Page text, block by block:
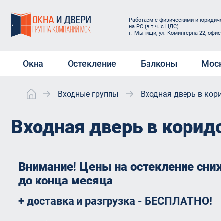
Работаем с физическими и
на РС (в т.ч. с НДС)
г. Мытищи, ул. Коминтерна 22,
Окна
Окна ПВХ
Окна ПВХ в квартиру
Деревянные окна
Раздвижные окна
Окна
Rehau
Двери
Остекление
Остекление веранды
дома
Остекление коттеджей
Остекление открытого
балкона
Остекление офисов
Балконы
Холодное
Теплое
и лоджий
Балконные двери
Входные группы Входная дверь в
Входная дверь в
Внимание! Цены на остекление
до конца месяца
+ доставка и разгрузка - БЕСПЛАТНО!